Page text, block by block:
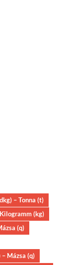
– Tonna (t)
(kg)
(q)
Mázsa (q)